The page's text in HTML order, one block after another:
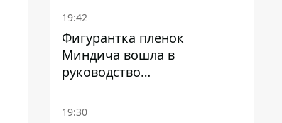
19:42
Фигурантка пленок
Миндича вошла в
руководство
стратегического
госпредприятия - работала
19:30